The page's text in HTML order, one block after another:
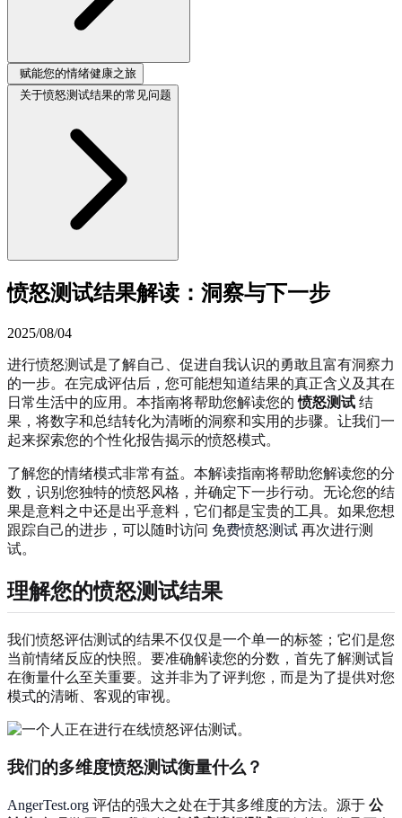
赋能您的情绪健康之旅
关于愤怒测试结果的常见问题
愤怒测试结果解读：洞察与下一步
2025/08/04
进行愤怒测试是了解自己、促进自我认识的勇敢且富有洞察力
的一步。在完成评估后，您可能想知道结果的真正含义及其在
日常生活中的应用。本指南将帮助您解读您的愤怒测试 结
果，将数字和总结转化为清晰的洞察和实用的步骤。让我们一
起来探索您的个性化报告揭示的愤怒模式。
了解您的情绪模式非常有益。本解读指南将帮助您解读您的分
数，识别您独特的愤怒风格，并确定下一步行动。无论您的结
果是意料之中还是出乎意料，它们都是宝贵的工具。如果您想
跟踪自己的进步，可以随时访问 免费愤怒测试 再次进行测
试。
理解您的愤怒测试结果
我们愤怒评估测试的结果不仅仅是一个单一的标签；它们是您
当前情绪反应的快照。要准确解读您的分数，首先了解测试旨
在衡量什么至关重要。这并非为了评判您，而是为了提供对您
模式的清晰、客观的审视。
我们的多维度愤怒测试衡量什么？
AngerTest.org 评估的强大之处在于其多维度的方法。源于 公